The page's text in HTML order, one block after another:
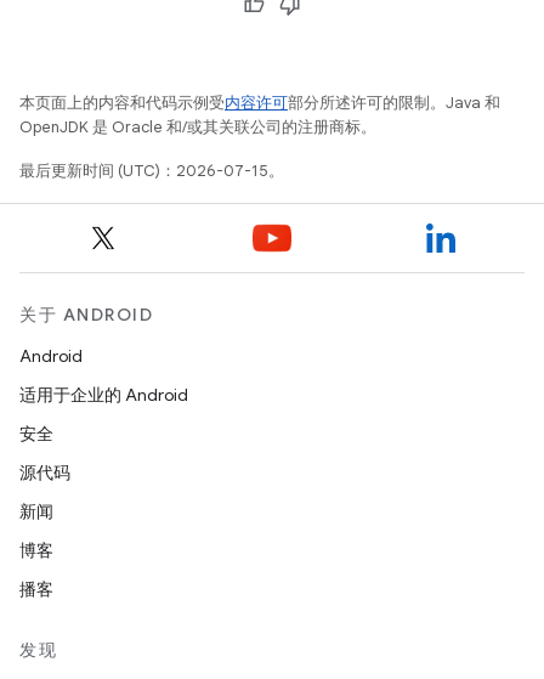
本页面上的内容和代码示例受内容许可部分所述许可的限制。Java 和
OpenJDK 是 Oracle 和/或其关联公司的注册商标。
最后更新时间 (UTC)：2026-07-15。
关于 ANDROID
Android
适用于企业的 Android
安全
源代码
新闻
博客
播客
发现